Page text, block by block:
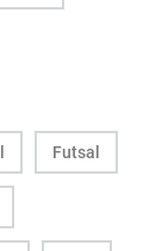
Futsal